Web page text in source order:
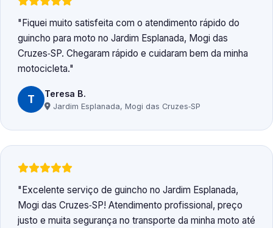
Fiquei muito satisfeita com o atendimento rápido do
guincho para moto no Jardim Esplanada, Mogi das
Cruzes‑SP. Chegaram rápido e cuidaram bem da minha
motocicleta.
T Teresa B.
Jardim Esplanada, Mogi das Cruzes‑SP
Excelente serviço de guincho no Jardim Esplanada,
Mogi das Cruzes‑SP! Atendimento profissional, preço
justo e muita segurança no transporte da minha moto até